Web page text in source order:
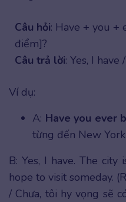
Câu hỏi: Have + you +
điểm]?
Câu trả lời: Yes, I have
Ví dụ:
A: Have you ever
từng đến New York
B: Yes, I have. The city
hope to visit someday.
/ Chưa, tôi hy vọng sẽ